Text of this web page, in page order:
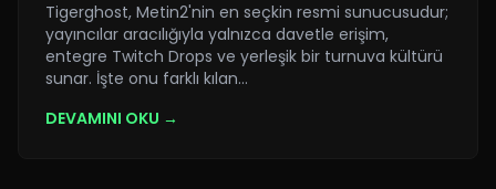
Tigerghost, Metin2'nin en seçkin resmi sunucusudur;
yayıncılar aracılığıyla yalnızca davetle erişim,
entegre Twitch Drops ve yerleşik bir turnuva kültürü
sunar. İşte onu farklı kılan…
DEVAMINI OKU →